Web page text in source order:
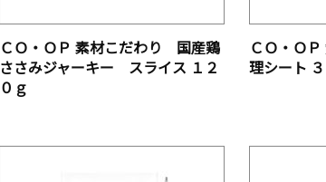
フェアトレード認証
有機JASマーク
ＣＯ・ＯＰ 素材こだわり 国産鶏
ささみジャーキー スライス １２
０ｇ
ＣＯ・Ｏ
理シート